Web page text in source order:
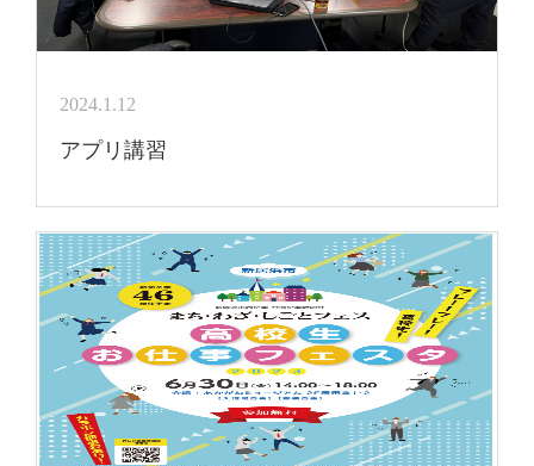
2024.1.12
アプリ講習